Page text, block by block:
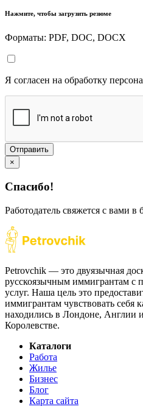
Нажмите, чтобы загрузить резюме
Форматы: PDF, DOC, DOCX
Я согласен на обработку
Отправить
×
Спасибо!
Работодатель свяжется с вами
Petrovchik — это двуязычная
русскоязычным иммигрантам с
услуг. Наша цель это
иммигрантам чувствовать себя
находились в Лондоне, Англии
Королевстве.
Каталоги
Работа
Жилье
Бизнес
Блог
Карта сайта